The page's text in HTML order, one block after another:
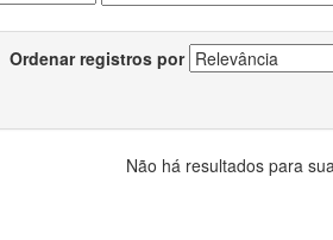
Ordenar registros por
Não há resultados para